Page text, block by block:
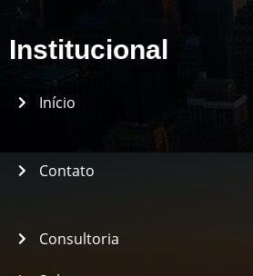
Institucional
Início
Contato
Consultoria